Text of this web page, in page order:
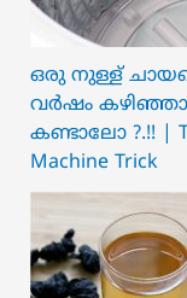
ഒരു നുള്ള്
വർഷം
കണ്ടാലോ ?.!! |
Machine Trick